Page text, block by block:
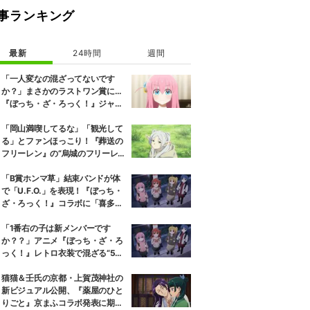
ランキング
最新 24時間 週間
「一人変なの混ざってないです
か？」まさかのラストワン賞に…
『ぼっち・ざ・ろっく！』ジャー
「岡山満喫してるな」「観光して
る」とファンほっこり！『葬送の
フリーレン』の“烏城のフリーレ
「B賞ホンマ草」結束バンドが体
で「U.F.O.」を表現！『ぼっち・
ざ・ろっく！』コラボに「喜多ち
「1番右の子は新メンバーです
か？？」アニメ『ぼっち・ざ・ろ
っく！』レトロ衣装で混ざる“5人
猫猫＆壬氏の京都・上賀茂神社の
新ビジュアル公開、『薬屋のひと
りごと』京まふコラボ発表に期待